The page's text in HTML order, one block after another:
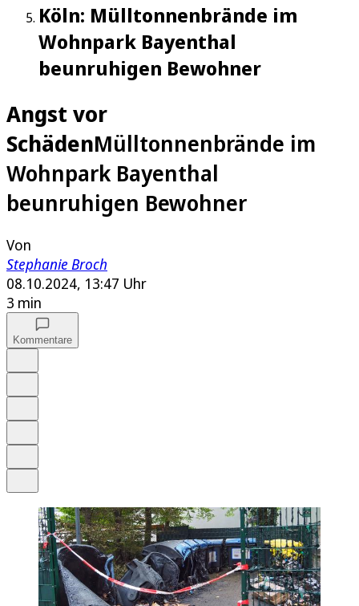
Köln: Mülltonnenbrände im
Wohnpark Bayenthal
beunruhigen Bewohner
Angst vor
SchädenMülltonnenbrände im
Wohnpark Bayenthal
beunruhigen Bewohner
Von
Stephanie Broch
08.10.2024, 13:47 Uhr
3 min
Kommentare